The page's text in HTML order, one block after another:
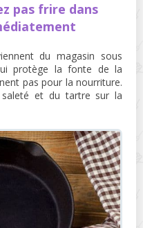
pas frire dans
du magasin sous
protège la fonte de la
pas pour la nourriture.
et du tartre sur la